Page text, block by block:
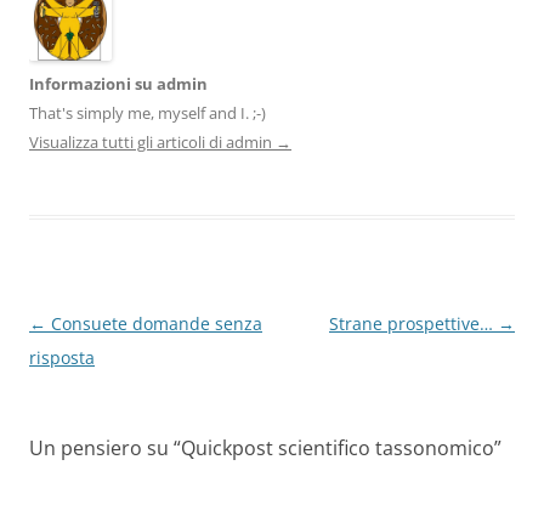
Informazioni su admin
That's simply me, myself and I. ;-)
Visualizza tutti gli articoli di admin →
Navigazione
articolo
← Consuete domande senza
risposta
Strane prospettive… →
Un pensiero su “Quickpost scientifico tassonomico”